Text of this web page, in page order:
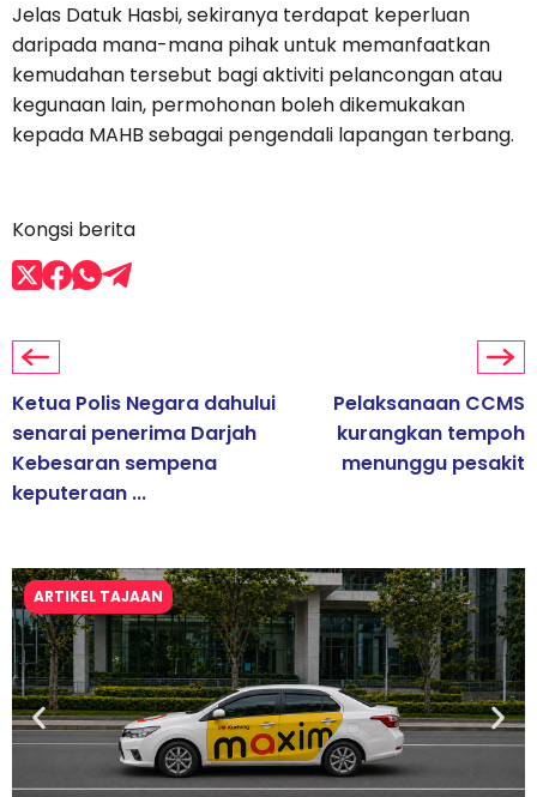
Jelas Datuk Hasbi, sekiranya terdapat keperluan
daripada mana-mana pihak untuk memanfaatkan
kemudahan tersebut bagi aktiviti pelancongan atau
kegunaan lain, permohonan boleh dikemukakan
kepada MAHB sebagai pengendali lapangan terbang.
Kongsi berita
Ketua Polis Negara dahului
senarai penerima Darjah
Kebesaran sempena
keputeraan ...
Pelaksanaan CCMS
kurangkan tempoh
menunggu pesakit
ARTIKEL TAJAAN